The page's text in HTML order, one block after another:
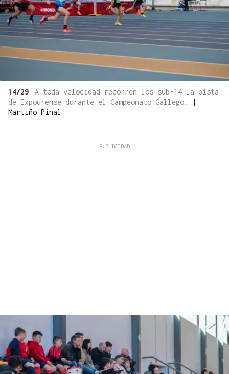
14/29
A toda velocidad recorren los sub-14 la pista
de Expourense durante el Campeonato Gallego.
|
Martiño Pinal